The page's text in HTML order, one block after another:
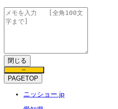
閉じる
保存
PAGETOP
ニッショー.jp